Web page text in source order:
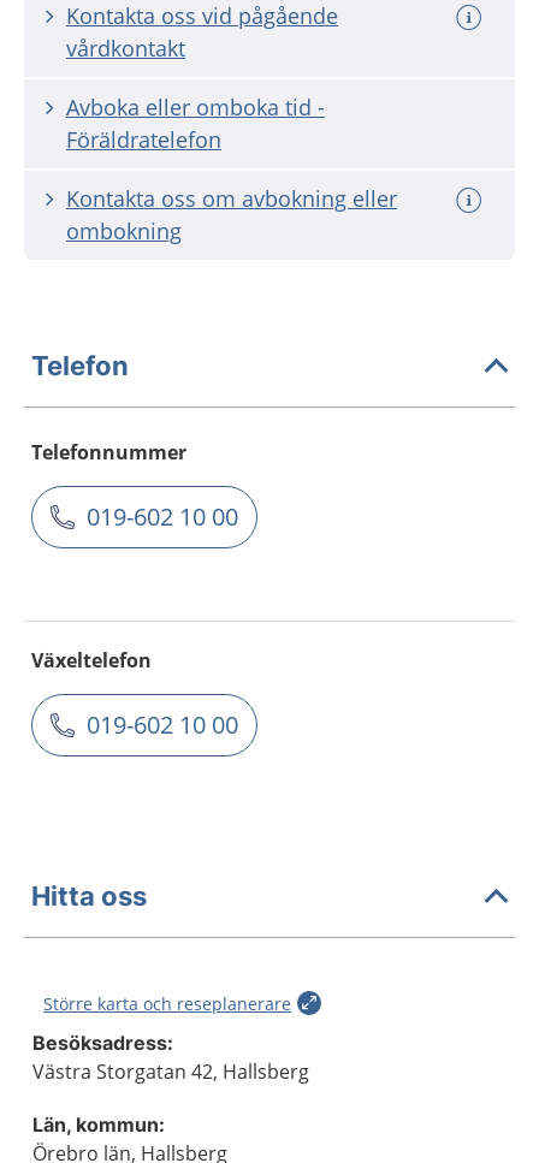
Kontakta oss vid pågående
vårdkontakt
Avboka eller omboka tid -
Föräldratelefon
Kontakta oss om avbokning eller
ombokning
Telefon
Telefonnummer
019-602 10 00
Växeltelefon
019-602 10 00
Hitta oss
Större karta och reseplanerare
Besöksadress:
Västra Storgatan 42, Hallsberg
Län, kommun:
Örebro län, Hallsberg